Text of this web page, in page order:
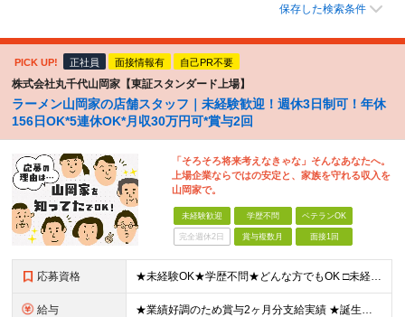
保存した検索条件
PICK UP! 正社員 面接情報有 自己PR不要
株式会社丸千代山岡家【東証スタンダード上場】
ラーメン山岡家の店舗スタッフ｜未経験歓迎！週休3日制可！年休
156日OK*5連休OK*月収30万円可*賞与2回
「そろそろ将来考えなきゃな」そんなあなたへ。
上場企業ならではの安定と、家族を守れる収入を
山岡家で。
未経験歓迎 学歴不問 ベテランOK
完全週休2日 賞与複数月 面接1回
応募資格 ★未経験OK★学歴不問★どんな方でもOK □未経験・第二新卒・フリーター □ブランクがある方 □転職回数が気になる方 □飲食業界にチャレンジしたい方 「やってみたい」という気持ちがあれば、皆さん大
給与 ★業績好調のため賞与2ヶ月分支給実績 ★誕生日手当など手当充実 ★年2回昇給チャンス有＆入社1年で店長昇格可 ★残業代全額支給（1分単位で支給） 【週休3日制の場合】 月給25万8,960円以上（固